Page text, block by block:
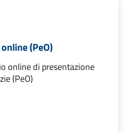
(PeO)
online di presentazione
(PeO)